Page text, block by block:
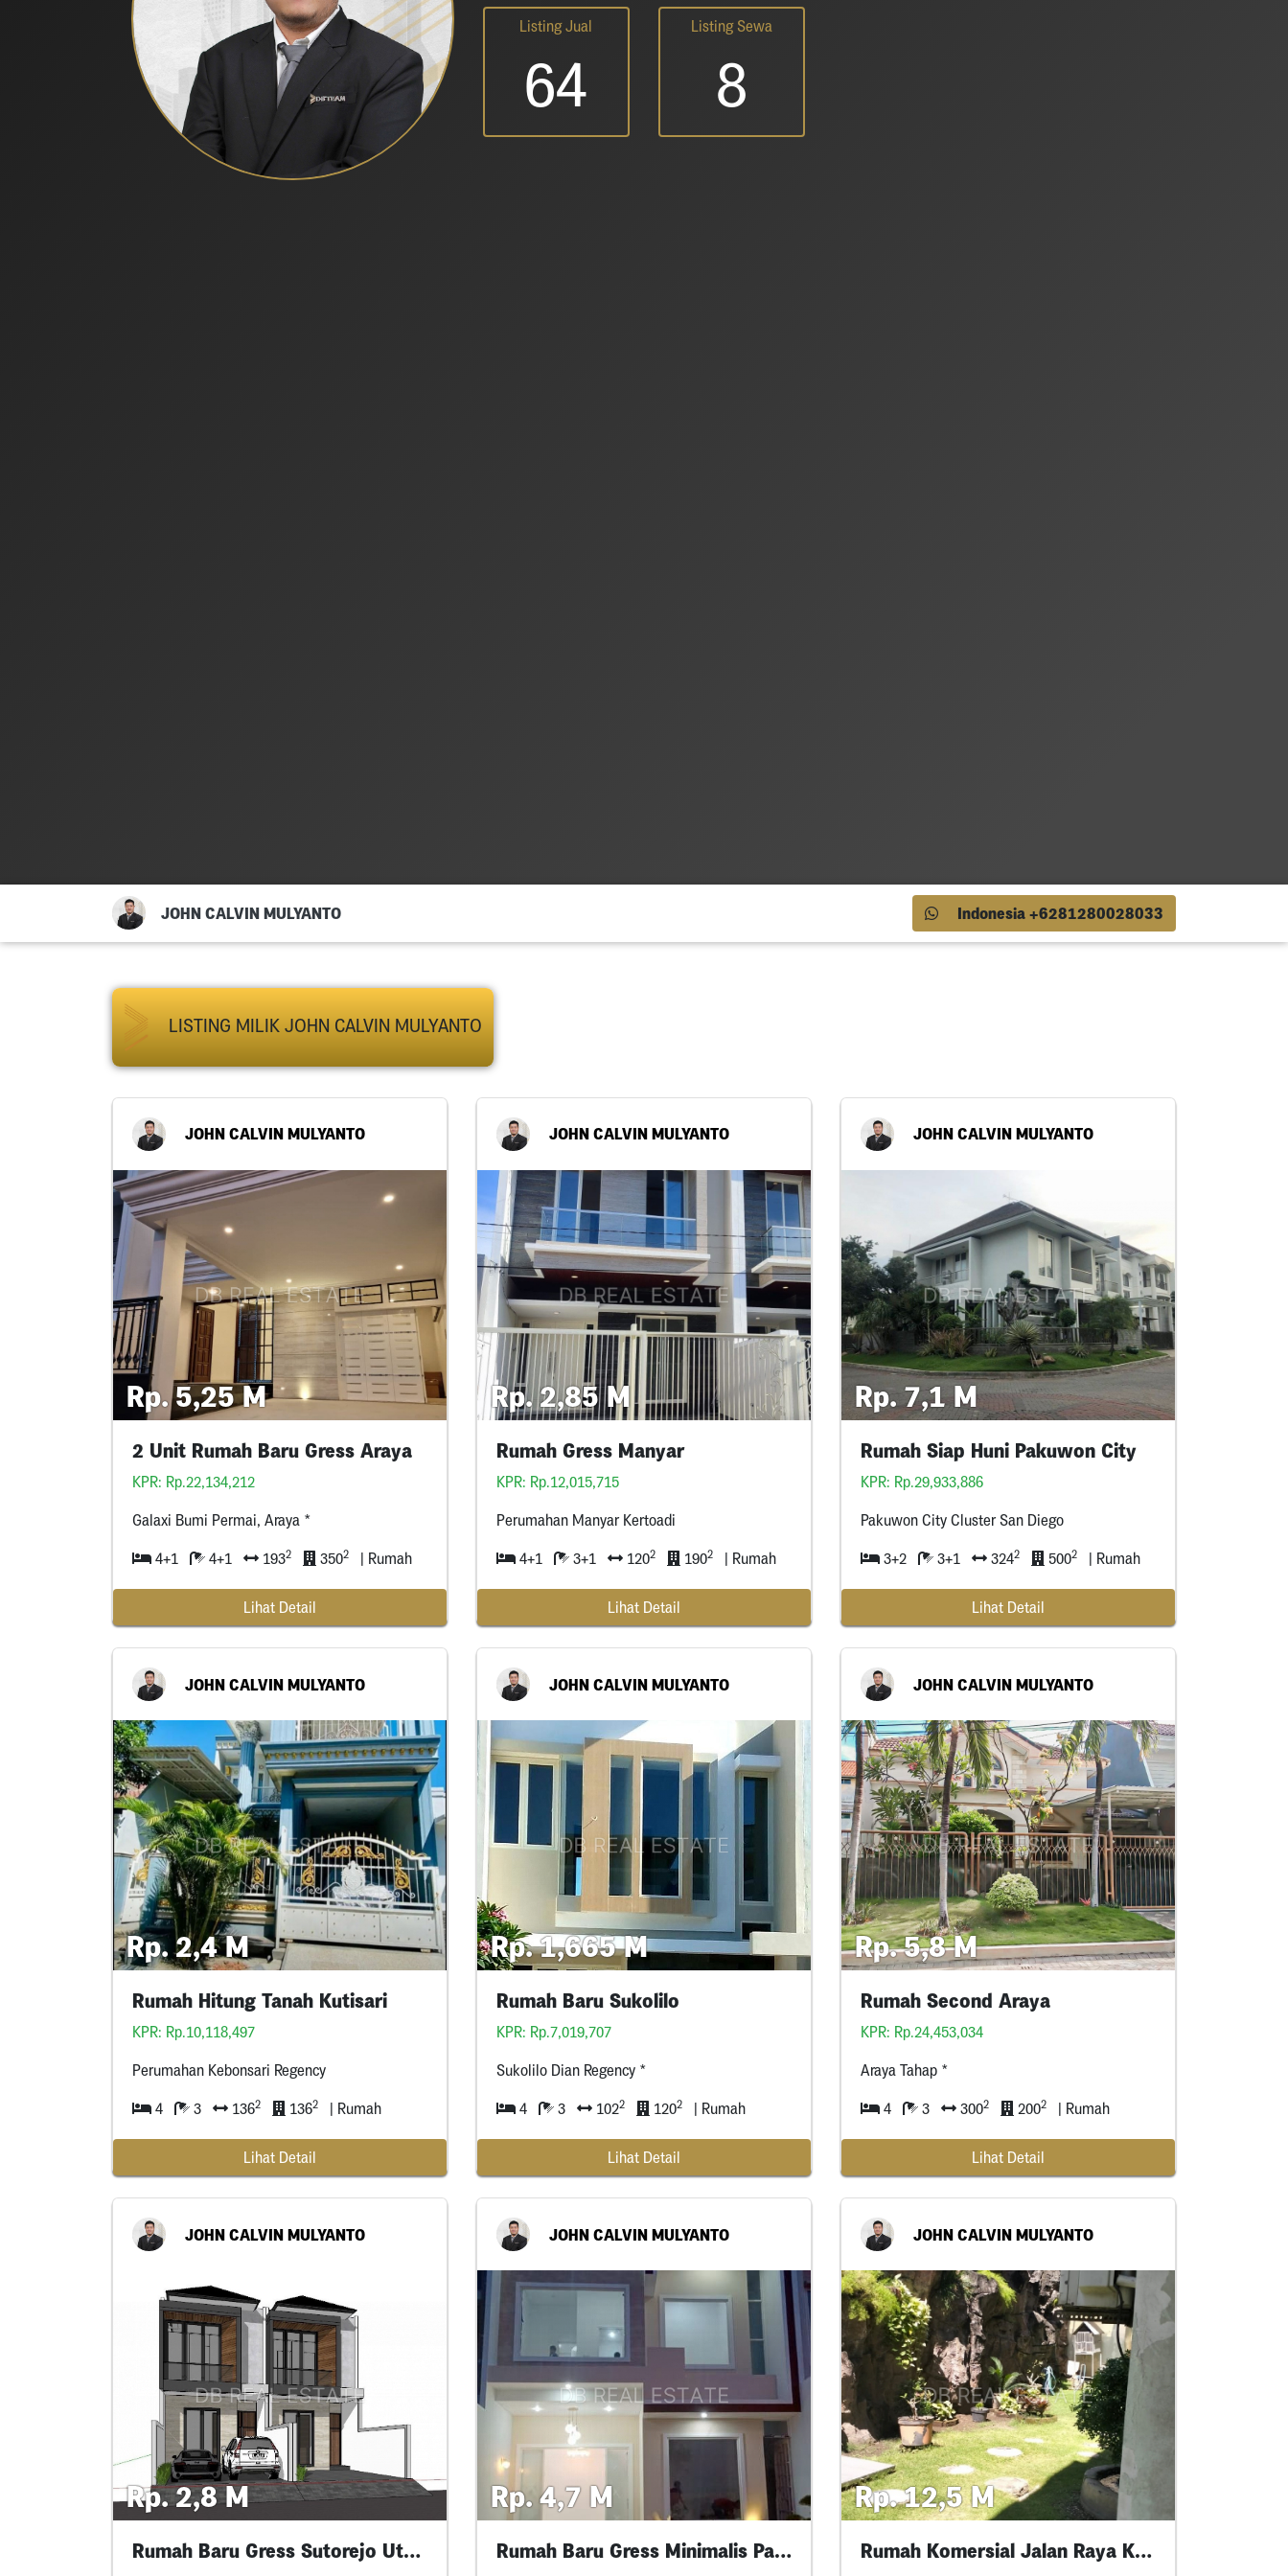
Listing Jual
64
Listing Sewa
8
JOHN CALVIN MULYANTO Indonesia +6281280028033
LISTING MILIK JOHN CALVIN MULYANTO
JOHN CALVIN MULYANTO
Rp. 5,25 M
2 Unit Rumah Baru Gress Araya
KPR: Rp.22,134,212
Galaxi Bumi Permai, Araya *
4+1 4+1 1932 3502 | Rumah
Lihat Detail
JOHN CALVIN MULYANTO
Rp. 2,85 M
Rumah Gress Manyar
KPR: Rp.12,015,715
Perumahan Manyar Kertoadi
4+1 3+1 1202 1902 | Rumah
Lihat Detail
JOHN CALVIN MULYANTO
Rp. 7,1 M
Rumah Siap Huni Pakuwon City
KPR: Rp.29,933,886
Pakuwon City Cluster San Diego
3+2 3+1 3242 5002 | Rumah
Lihat Detail
JOHN CALVIN MULYANTO
Rp. 2,4 M
Rumah Hitung Tanah Kutisari
KPR: Rp.10,118,497
Perumahan Kebonsari Regency
4 3 1362 1362 | Rumah
Lihat Detail
JOHN CALVIN MULYANTO
Rp. 1,665 M
Rumah Baru Sukolilo
KPR: Rp.7,019,707
Sukolilo Dian Regency *
4 3 1022 1202 | Rumah
Lihat Detail
JOHN CALVIN MULYANTO
Rp. 5,8 M
Rumah Second Araya
KPR: Rp.24,453,034
Araya Tahap *
4 3 3002 2002 | Rumah
Lihat Detail
JOHN CALVIN MULYANTO
Rp. 2,8 M
Rumah Baru Gress Sutorejo Utara
JOHN CALVIN MULYANTO
Rp. 4,7 M
Rumah Baru Gress Minimalis Palm Beach
JOHN CALVIN MULYANTO
Rp. 12,5 M
Rumah Komersial Jalan Raya Kenjeran